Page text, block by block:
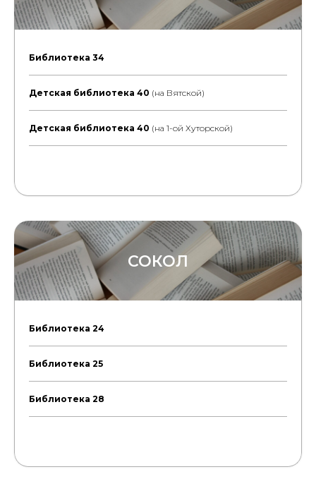
Библиотека 34
Детская библиотека 40 (на Вятской)
Детская библиотека 40 (на 1-ой Хуторской)
СОКОЛ
Библиотека 24
Библиотека 25
Библиотека 28